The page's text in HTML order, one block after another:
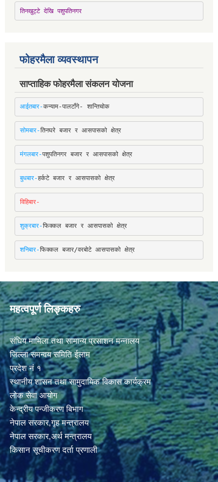
तिनखुट्टे देखि पशुपतिनगर
फोहरमैला व्यवस्थापन
साप्ताहिक फोहरमैला संकलन योजना
आईतबार-कन्याम-पालटाँगे- शान्तिचोक
सोमबार-तिनघरे बजार र आसपासको क्षेत्र
मंगलबार-पशुपतिनगर बजार र आसपासको क्षेत्र
बुधबार-हर्कटे बजार र आसपासको क्षेत्र
विहिबार-
शुक्रबार-फिक्कल बजार र आसपासको क्षेत्र
शनिबार-फिक्कल बजार/वरबोटे आसपासको क्षेत्र
महत्वपूर्ण लिङ्कहरु
संघिय मामिला तथा सामान्य प्रसाशन मन्नालय
जिल्ला समन्वय समिति ईलाम
प्रदेश नं १
स्थानीय शासन तथा सामुदायिक विकास कार्यक्रम
लोक सेवा आयोग
केन्द्रीय पन्जीकरण बिभाग
नेपाल सरकार,गृह मन्त्रालय
नेपाल सरकार,अर्थ मन्त्रालय
किसान सूचीकरण दर्ता प्रणाली